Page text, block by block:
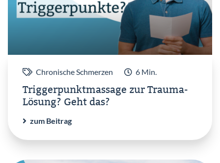
Chronische Schmerzen 6 Min.
Triggerpunktmassage zur Trauma-
Lösung? Geht das?
zum Beitrag